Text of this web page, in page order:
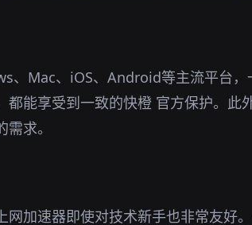
、Mac、iOS、Android等主流平台
都能享受到一致的快橙 官方保护。此
求。
网加速器即使对技术新手也非常友好